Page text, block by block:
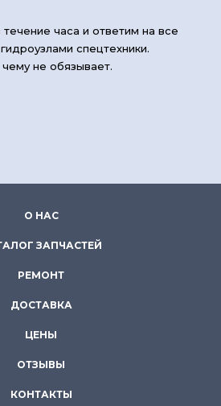
часа и ответим на все
спецтехники.
чему не обязывает.
О НАС
ЗАПЧАСТЕЙ
РЕМОНТ
ДОСТАВКА
ЦЕНЫ
ОТЗЫВЫ
КОНТАКТЫ